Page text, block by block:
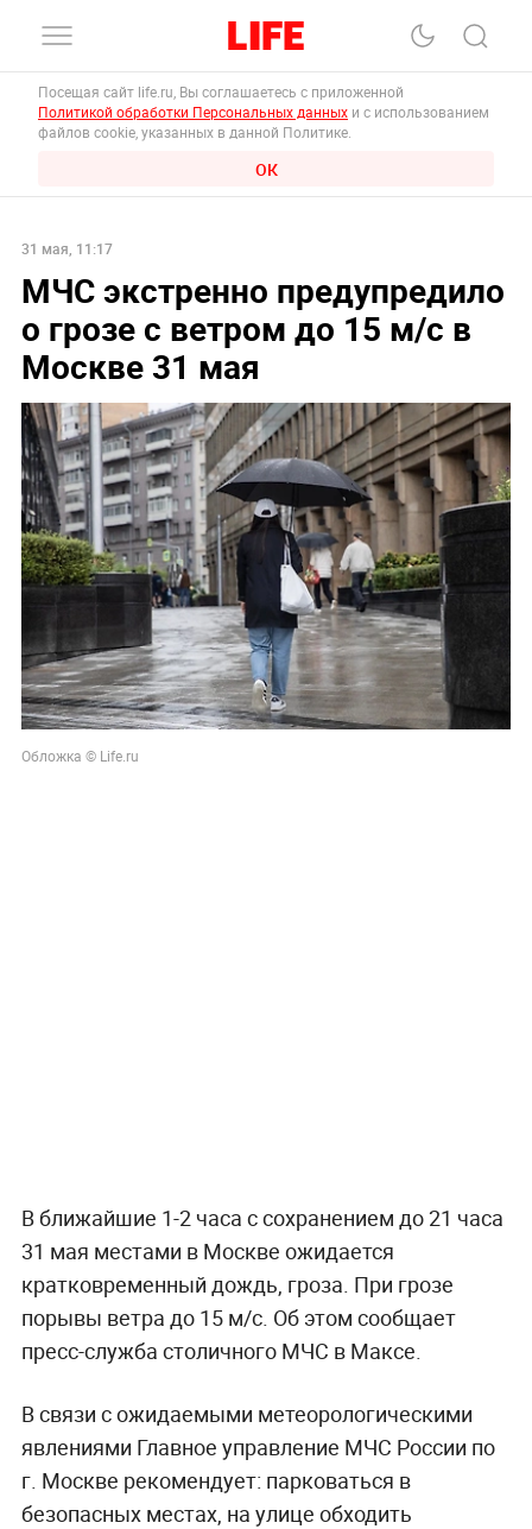
Посещая сайт life.ru, Вы соглашаетесь с приложенной
Политикой обработки Персональных данных и с использованием
файлов cookie, указанных в данной Политике.
ОК
31 мая, 11:17
МЧС экстренно предупредило
о грозе с ветром до 15 м/с в
Москве 31 мая
Обложка © Life.ru
В ближайшие 1-2 часа с сохранением до 21 часа
31 мая местами в Москве ожидается
кратковременный дождь, гроза. При грозе
порывы ветра до 15 м/с. Об этом сообщает
пресс-служба столичного МЧС в Максе.
В связи с ожидаемыми метеорологическими
явлениями Главное управление МЧС России по
г. Москве рекомендует: парковаться в
безопасных местах, на улице обходить